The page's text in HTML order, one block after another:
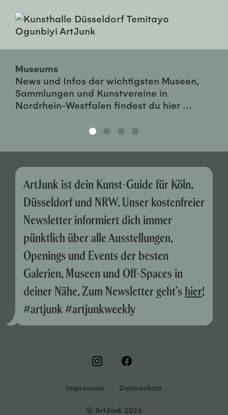
Museums
News und Infos der wichtigsten Museen,
Sammlungen und Kunstvereine in
Nordrhein-Westfalen findest du hier ...
ArtJunk ist dein Kunst-Guide für Köln,
Düsseldorf und NRW. Unser kostenfreier
Newsletter informiert dich immer
pünktlich über alle Ausstellungen,
Openings und Events der besten
Galerien, Museen und Off-Spaces in
deiner Nähe. Zum Newsletter geht’s hier!
#artjunk #artjunkweekly
Impressum Datenschutz
© ArtJunk 2026